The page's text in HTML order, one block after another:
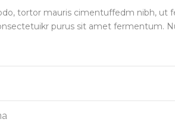
tortor mauris cimentuffedm nibh, ut
purus sit amet fermentum.